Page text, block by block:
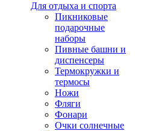
Для отдыха и спорта
Пикниковые
подарочные
наборы
Пивные башни и
диспенсеры
Термокружки и
термосы
Ножи
Фляги
Фонари
Очки солнечные